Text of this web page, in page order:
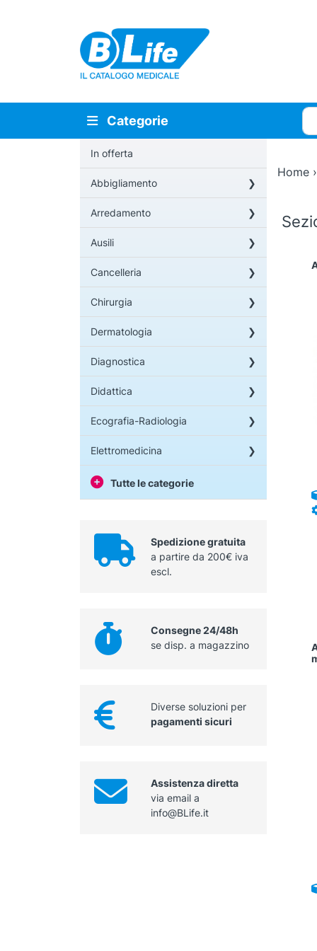
Vai al contenuto principale
Categorie
In offerta
Abbigliamento
Arredamento
Ausili
Cancelleria
Chirurgia
Dermatologia
Diagnostica
Didattica
Ecografia-Radiologia
Elettromedicina
Tutte le categorie
Home
Spedizione gratuita
a partire da 200€ iva
escl.
Consegne 24/48h
se disp. a magazzino
Diverse soluzioni per
pagamenti sicuri
Assistenza diretta
via email a
info@BLife.it